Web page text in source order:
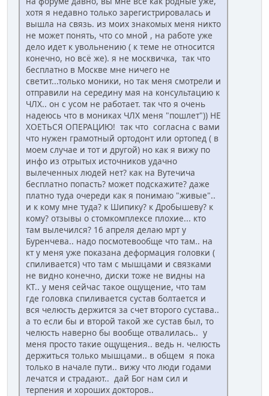
хотя я недавно только зарегистрировалась и
вышла на связь. из моих знакомых меня никто
не может понять, что со мной , на работе уже
дело идет к увольнению ( к теме не относится
конечно, но всё же). я не москвичка, так что
бесплатно в Москве мне ничего не
светит...только моники, но так меня смотрели и
отправили на середину мая на консультацию к
ЧЛХ.. он с усом не работает. так что я очень
надеюсь что в мониках ЧЛХ меня "пошлет")) НЕ
ХОЕТЬСЯ ОПЕРАЦИЮ! так что согласна с вами
что нужен грамотный ортодонт или ортопед ( в
моем случае и тот и другой) но как я вижу по
инфо из отрытых источников удачно
вылеченных людей нет? как на Вутечича
бесплатно попасть? может подскажите? даже
платно туда очереди как я понимаю "живые"..
и к кому мне туда? к Шипику? к Дробышеву? к
кому? отзывы о стомкомплексе плохие... кто
там вылечился? 16 апреля делаю мрт у
Буренчева.. надо посмотевообще что там.. на
кт у меня уже показана деформация головки (
спиливается) что там с мышцами и связками
не видно конечно, диски тоже не видны на
КТ.. у меня сейчас такое ощущение, что там
где головка спиливается сустав болтается и
вся челюсть держится за счет второго сустава..
а то если бы и второй такой же сустав был, то
челюсть наверно бы вообще отвалилась.. у
меня просто такие ощущения.. ведь н. челюсть
держиться только мышцами.. в общем я пока
только в начале пути.. вижу что люди годами
лечатся и страдают.. дай Бог нам сил и
терпения и хороших докторов..